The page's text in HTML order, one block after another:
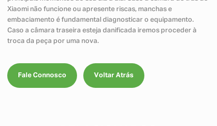
Xiaomi não funcione ou apresente riscas, manchas e
embaciamento é fundamental diagnosticar o equipamento.
Caso a câmara traseira esteja danificada iremos proceder à
troca da peça por uma nova.
Fale Connosco Voltar Atrás